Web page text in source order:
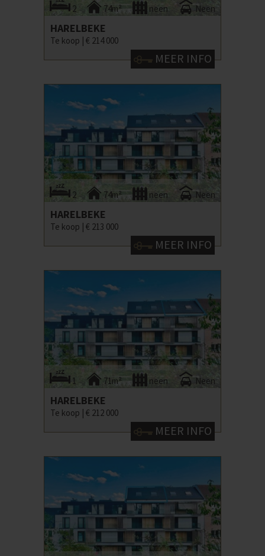
2 74m² neen Neen
HARELBEKE
Te koop | € 214 000
MEER INFO
2 74m² neen Neen
HARELBEKE
Te koop | € 213 000
MEER INFO
1 71m² neen Neen
HARELBEKE
Te koop | € 212 000
MEER INFO